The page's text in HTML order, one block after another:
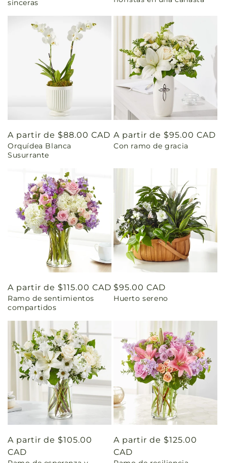
sinceras
Precio
habitual
A partir de $88.00 CAD
Orquídea Blanca
Susurrante
Precio
habitual
A partir de $95.00 CAD
Con ramo de gracia
Precio
habitual
A partir de $115.00 CAD
Ramo de sentimientos
compartidos
Precio
habitual
$95.00 CAD
Huerto sereno
Precio
habitual
A partir de $105.00
CAD
Precio
habitual
A partir de $125.00
CAD